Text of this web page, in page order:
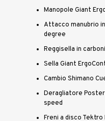
Manopole Giant
Attacco manubrio
degree
Reggisella in
Sella Giant
Cambio Shimano
Deragliatore
speed
Freni a disco